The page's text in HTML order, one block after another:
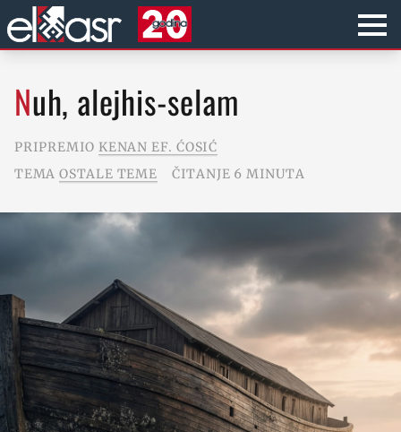
Nuh, alejhis-selam
PRIPREMIO KENAN EF. ĆOSIĆ
TEMA OSTALE TEME ČITANJE 6 MINUTA